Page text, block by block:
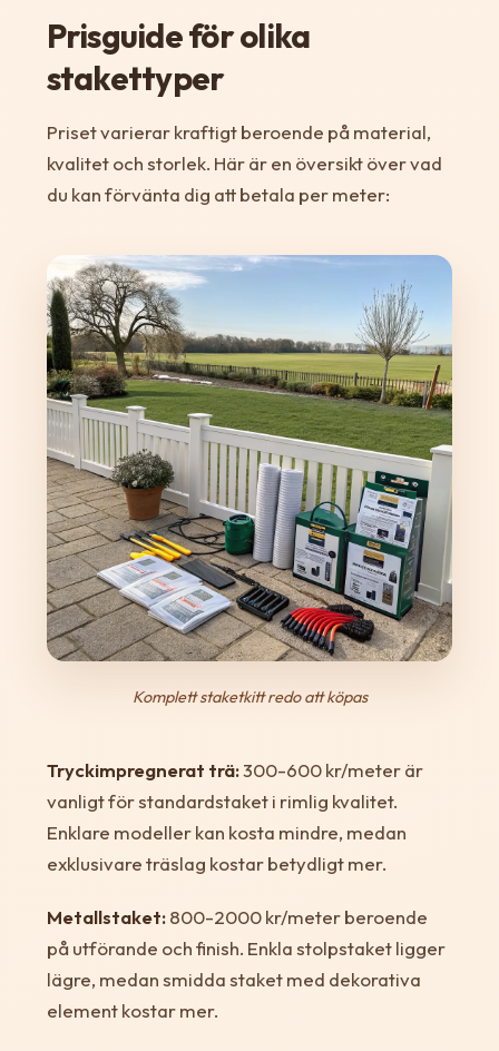
Prisguide för olika
stakettyper
Priset varierar kraftigt beroende på material,
kvalitet och storlek. Här är en översikt över vad
du kan förvänta dig att betala per meter:
Komplett staketkitt redo att köpas
Tryckimpregnerat trä:300-600 kr/meter är
vanligt för standardstaket i rimlig kvalitet.
Enklare modeller kan kosta mindre, medan
exklusivare träslag kostar betydligt mer.
Metallstaket:800-2000 kr/meter beroende
på utförande och finish. Enkla stolpstaket ligger
lägre, medan smidda staket med dekorativa
element kostar mer.